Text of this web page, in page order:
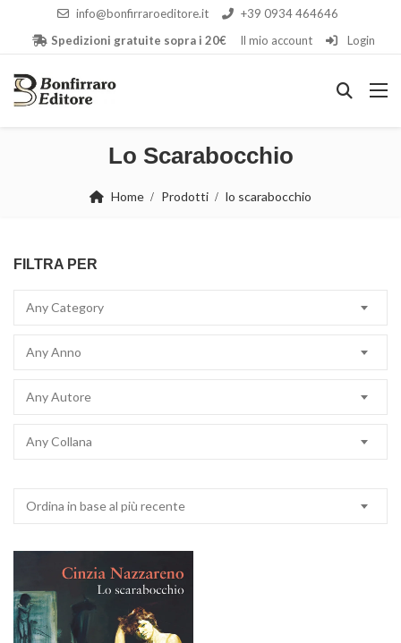
info@bonfirraroeditore.it
+39 0934 464646
Spedizioni gratuite sopra i 20€
Il mio account Login
Lo Scarabocchio
Home Prodotti lo scarabocchio
FILTRA PER
Any Category
Any Anno
Any Autore
Any Collana
Ordina in base al più recente